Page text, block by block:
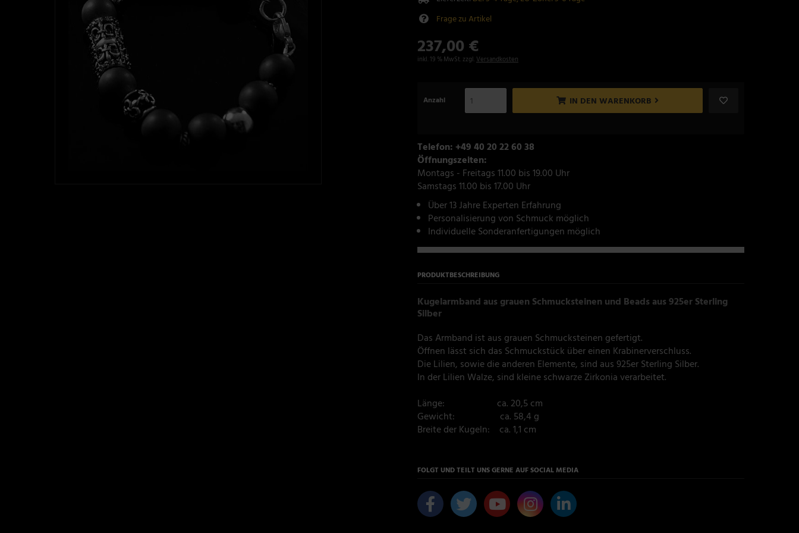
Frage zu Artikel
237,00 €
inkl. 19 % MwSt. zzgl. Versandkosten
Anzahl IN DEN WARENKORB
Telefon: +49 40 20 22 60 38
Öffnungszeiten:
Montags - Freitags 11.00 bis 19.00 Uhr
Samstags 11.00 bis 17.00 Uhr
Über 13 Jahre Experten Erfahrung
Personalisierung von Schmuck möglich
Individuelle Sonderanfertigungen möglich
PRODUKTBESCHREIBUNG
Kugelarmband aus grauen Schmucksteinen und Beads aus 925er Sterling
Silber
Das Armband ist aus grauen Schmucksteinen gefertigt.
Öffnen lässt sich das Schmuckstück über einen Krabinerverschluss.
Die Lilien, sowie die anderen Elemente, sind aus 925er Sterling Silber.
In der Lilien Walze, sind kleine schwarze Zirkonia verarbeitet.
Länge: ca. 20,5 cm
Gewicht: ca. 58,4 g
Breite der Kugeln: ca. 1,1 cm
FOLGT UND TEILT UNS GERNE AUF SOCIAL MEDIA